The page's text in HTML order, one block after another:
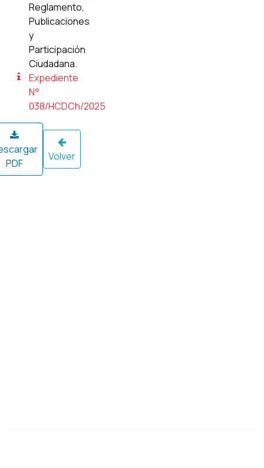
Reglamento,
Publicaciones
y
Participación
Ciudadana.
Expediente
N°
038/HCDCh/2025
PDF
Volver